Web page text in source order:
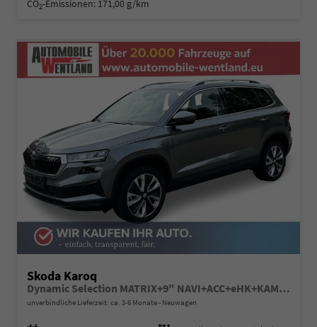
CO2-Emissionen: 171,00 g/km
Skoda Karoq
Dynamic Selection MATRIX+9" NAVI+ACC+eHK+KAMERA+SHZ+18" ALU
unverbindliche Lieferzeit: ca. 3-6 Monate Neuwagen